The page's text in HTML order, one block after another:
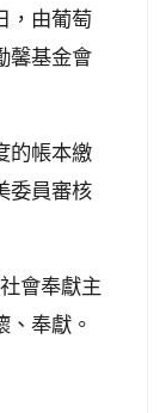
，由葡萄
馨基金會
的帳本繳
委員審核
會奉獻主
奉獻。